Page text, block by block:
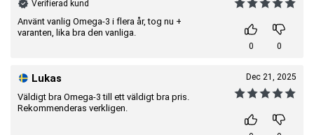
Verifierad kund
Använt vanlig Omega-3 i flera år, tog nu +
varanten, lika bra den vanliga.
0 0
Lukas
Väldigt bra Omega-3 till ett väldigt bra pris.
Rekommenderas verkligen.
Dec 21, 2025